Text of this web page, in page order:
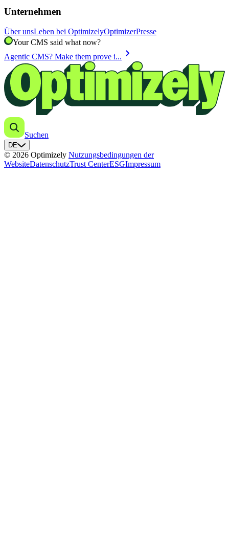
Unternehmen
Über unsLeben bei OptimizelyOptimizerPresse
Your CMS said what now?
Agentic CMS? Make them prove i... chevron_right
Suchen
DE
© 2026 Optimizely Nutzungsbedingungen der
WebsiteDatenschutzTrust CenterESGImpressum